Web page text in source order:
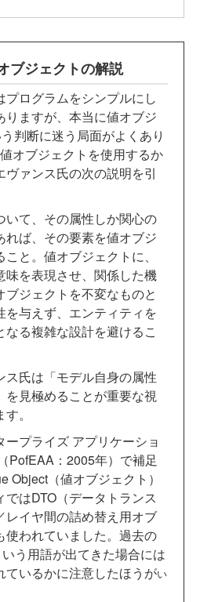
ブジェクトの解説
ログラムをシンプルにし
りますが、本当に値オブジ
判断に迷う局面がよくあり
オブジェクトを使用するか
ァンス氏の次の説明を引
て、その属性しか関心の
れば、その要素を値オブジ
と。値オブジェクトに、
味を表現させ、関係した機
ジェクトを不変なものと
を与えず、エンティティを
る複雑な設計を避けるこ
氏は「モデル自身の属性
を見極めることが重要な視
。
プライズ アプリケーショ
PofEAA：2005年）で補足
Object（値オブジェクト）
はDTO（データトランス
レイヤ間の詰め替え用オブ
使われていました。過去の
う用語が出てきた場合には
ているかに注意したほうがい